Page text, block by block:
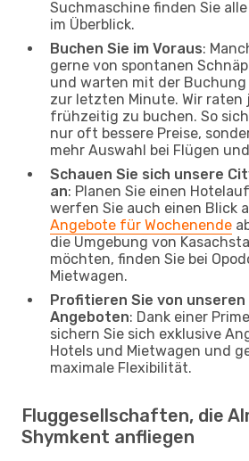
Suchmaschine finden Sie
im Überblick.
Buchen Sie im Voraus:
gerne von spontanen
und warten mit der
zur letzten Minute. Wir raten
frühzeitig zu buchen. So
nur oft bessere Preise,
mehr Auswahl bei Flügen
Schauen Sie sich unsere
an: Planen Sie einen
werfen Sie auch einen Blick
Angebote für Wochenende
die Umgebung von
möchten, finden Sie bei
Mietwagen.
Profitieren Sie von unseren
Angeboten: Dank einer
sichern Sie sich exklusive
Hotels und Mietwagen und
maximale Flexibilität.
Fluggesellschaften, die
Shymkent anfliegen